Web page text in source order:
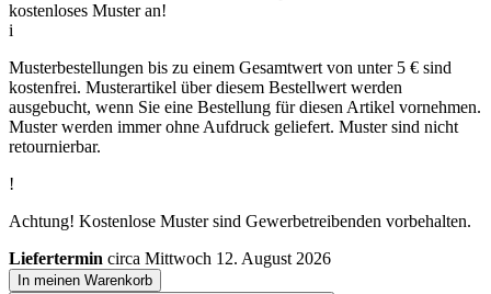
kostenloses Muster an!
i
Musterbestellungen bis zu einem Gesamtwert von unter 5 € sind
kostenfrei. Musterartikel über diesem Bestellwert werden
ausgebucht, wenn Sie eine Bestellung für diesen Artikel vornehmen.
Muster werden immer ohne Aufdruck geliefert. Muster sind nicht
retournierbar.
!
Achtung! Kostenlose Muster sind Gewerbetreibenden vorbehalten.
Liefertermin circa Mittwoch 12. August 2026
In meinen Warenkorb